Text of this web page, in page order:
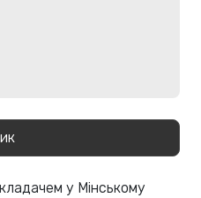
у Мінському